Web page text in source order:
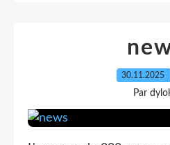
30.11.2025
Par